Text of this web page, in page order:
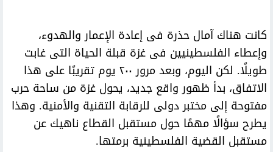
كانت هناك آمال حذرة فى إعادة الإعمار والهدوء،
وإعطاء الفلسطينيين فى غزة قبلة الحياة التى غابت
طويلًا. لكن اليوم، وبعد مرور ٢٠٠ يوم تقريبًا على هذا
الاتفاق، بدأ ظهور واقع جديد، يحول غزة من ساحة حرب
مفتوحة إلى مختبر دولى للرقابة التقنية والأمنية. وهذا
يطرح سؤالًا مهمًا حول مستقبل القطاع ناهيك عن
مستقبل القضية الفلسطينية برمتها.